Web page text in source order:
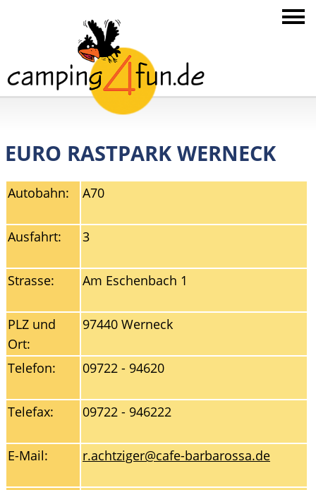
EURO RASTPARK WERNECK
Autobahn: A70
Ausfahrt: 3
Strasse: Am Eschenbach 1
PLZ und
Ort:
97440 Werneck
Telefon: 09722 - 94620
Telefax: 09722 - 946222
E-Mail: r.achtziger@cafe-barbarossa.de